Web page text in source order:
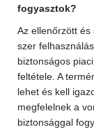
fogyasztok?
Az ellenőrzött
szer
biztonságos
feltétele. A
lehet és kell
megfelelnek a
biztonsággal